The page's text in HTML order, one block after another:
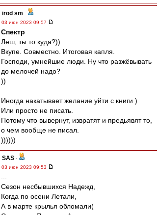
irod sm -
03 июн 2023 09:57
Спектр
Леш, ты то куда?))
Вкупе. Совместно. Итоговая капля.
Господи, умнейшие люди. Ну что разжёвывать
до мелочей надо?
))
Иногда накатывает желание уйти с книги )
Или просто не писать.
Потому что вывернут, извратят и предьявят то,
о чем вообще не писал.
))))))
SAS -
03 июн 2023 09:53
Сезон несбывшихся Надежд,
Когда по осени Летали,
А в марте крылья обломали(